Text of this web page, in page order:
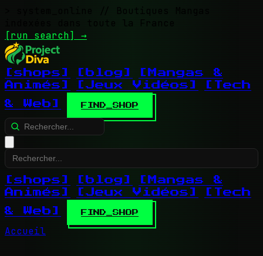
// Boutiques Mangas
indexées dans toute la France
[run search] →
[shops] [blog]
[Mangas &
Animés]
[Jeux Vidéos]
[Tech
& Web]
FIND_SHOP
[shops] [blog]
[Mangas &
Animés]
[Jeux Vidéos]
[Tech
& Web]
FIND_SHOP
Accueil